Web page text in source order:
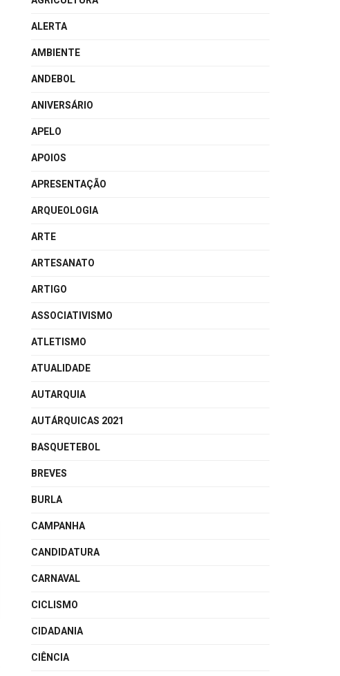
ALERTA
AMBIENTE
ANDEBOL
ANIVERSÁRIO
APELO
APOIOS
APRESENTAÇÃO
ARQUEOLOGIA
ARTE
ARTESANATO
ARTIGO
ASSOCIATIVISMO
ATLETISMO
ATUALIDADE
AUTARQUIA
AUTÁRQUICAS 2021
BASQUETEBOL
BREVES
BURLA
CAMPANHA
CANDIDATURA
CARNAVAL
CICLISMO
CIDADANIA
CIÊNCIA